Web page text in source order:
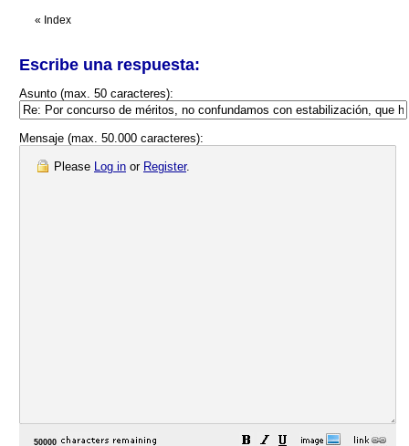
« Index
Escribe una respuesta:
Asunto (max. 50 caracteres):
Mensaje (max. 50.000 caracteres):
Please Log in or Register.